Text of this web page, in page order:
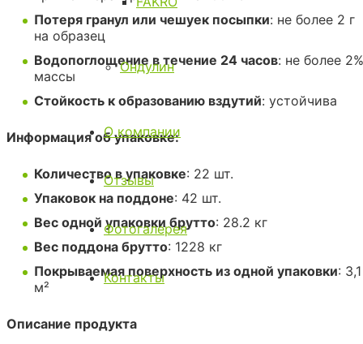
Ондулин
О компании
Отзывы
Фотогалерея
Контакты
8 (4872) 35-12-30
Потеря гранул или чешуек посыпки: не более 2 г
на образец
Водопоглощение в течение 24 часов: не более 2%
массы
Стойкость к образованию вздутий: устойчива
Информация об упаковке:
Количество в упаковке: 22 шт.
Упаковок на поддоне: 42 шт.
Вес одной упаковки брутто: 28.2 кг
Вес поддона брутто: 1228 кг
Покрываемая поверхность из одной упаковки: 3,1
м²
Описание продукта